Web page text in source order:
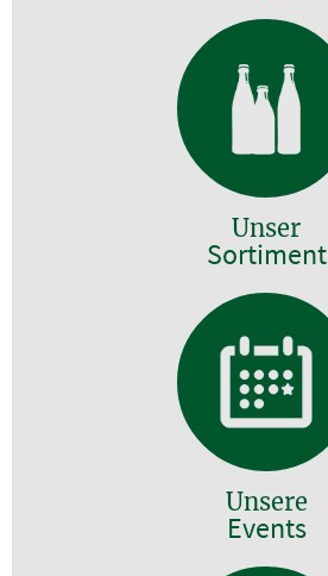
Unser
Sortiment
Unsere
Events